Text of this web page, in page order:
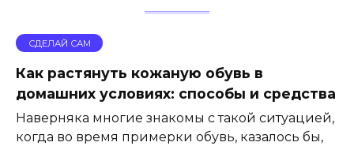
СДЕЛАЙ САМ
Как растянуть кожаную обувь в
домашних условиях: способы и средства
Наверняка многие знакомы с такой ситуацией,
когда во время примерки обувь, казалось бы,